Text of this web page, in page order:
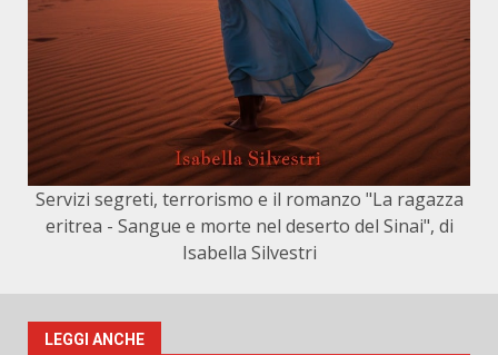
Servizi segreti, terrorismo e il romanzo "La ragazza
eritrea - Sangue e morte nel deserto del Sinai", di
Isabella Silvestri
LEGGI ANCHE